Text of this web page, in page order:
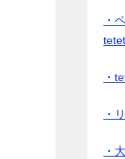
・
・
・
・